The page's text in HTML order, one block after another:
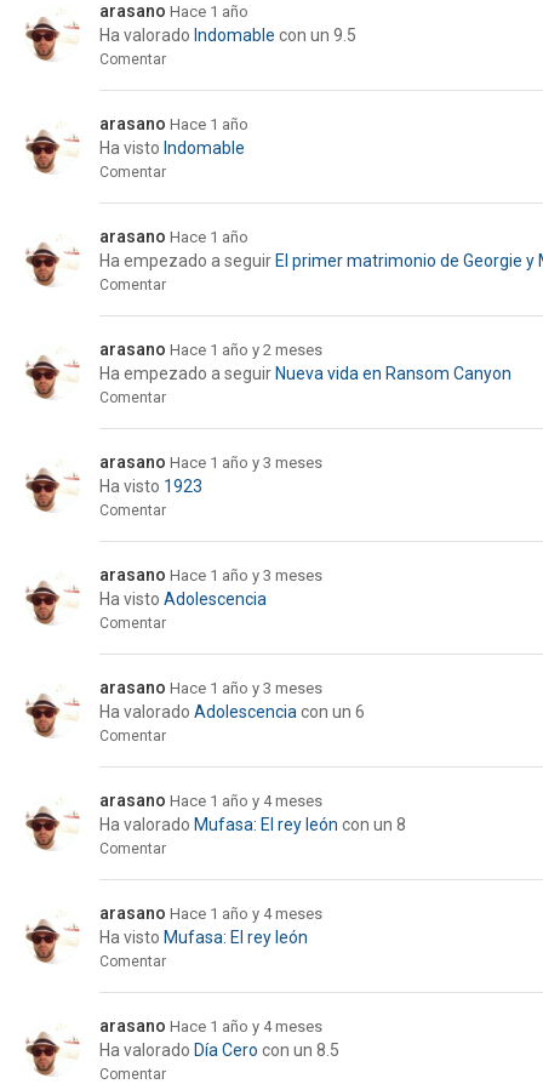
arasano Hace 1 año
Ha valorado Indomable con un 9.5
Comentar
arasano Hace 1 año
Ha visto Indomable
Comentar
arasano Hace 1 año
Ha empezado a seguir El primer matrimonio de Georgie y
Comentar
arasano Hace 1 año y 2 meses
Ha empezado a seguir Nueva vida en Ransom Canyon
Comentar
arasano Hace 1 año y 3 meses
Ha visto 1923
Comentar
arasano Hace 1 año y 3 meses
Ha visto Adolescencia
Comentar
arasano Hace 1 año y 3 meses
Ha valorado Adolescencia con un 6
Comentar
arasano Hace 1 año y 4 meses
Ha valorado Mufasa: El rey león con un 8
Comentar
arasano Hace 1 año y 4 meses
Ha visto Mufasa: El rey león
Comentar
arasano Hace 1 año y 4 meses
Ha valorado Día Cero con un 8.5
Comentar